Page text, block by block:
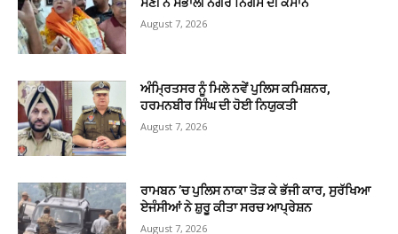
August 7, 2026
ਅੰਮ੍ਰਿਤਸਰ ਨੂੰ ਮਿਲੇ ਨਵੇਂ ਪੁਲਿਸ ਕਮਿਸ਼ਨਰ,
ਹਰਮਨਬੀਰ ਸਿੰਘ ਦੀ ਹੋਈ ਨਿਯੁਕਤੀ
August 7, 2026
ਰਾਮਬਨ ’ਚ ਪੁਲਿਸ ਨਾਕਾ ਤੋੜ ਕੇ ਭੱਜੀ ਕਾਰ, ਸੁਰੱਖਿਆ
ਏਜੰਸੀਆਂ ਨੇ ਸ਼ੁਰੂ ਕੀਤਾ ਸਰਚ ਆਪ੍ਰੇਸ਼ਨ
August 7, 2026